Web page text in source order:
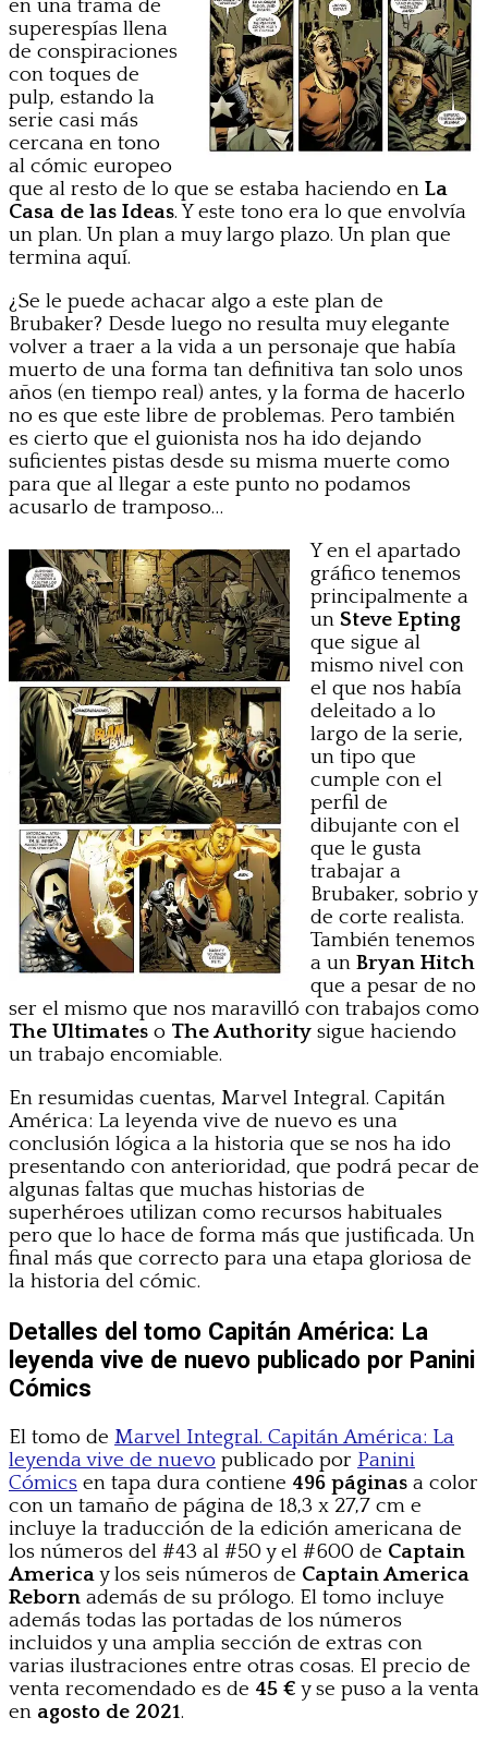
en una trama de
superespías llena
de conspiraciones
con toques de
pulp, estando la
serie casi más
cercana en tono
al cómic europeo
que al resto de lo que se estaba haciendo en La
Casa de las Ideas. Y este tono era lo que envolvía
un plan. Un plan a muy largo plazo. Un plan que
termina aquí.
¿Se le puede achacar algo a este plan de
Brubaker? Desde luego no resulta muy elegante
volver a traer a la vida a un personaje que había
muerto de una forma tan definitiva tan solo unos
años (en tiempo real) antes, y la forma de hacerlo
no es que este libre de problemas. Pero también
es cierto que el guionista nos ha ido dejando
suficientes pistas desde su misma muerte como
para que al llegar a este punto no podamos
acusarlo de tramposo…
Y en el apartado
gráfico tenemos
principalmente a
un Steve Epting
que sigue al
mismo nivel con
el que nos había
deleitado a lo
largo de la serie,
un tipo que
cumple con el
perfil de
dibujante con el
que le gusta
trabajar a
Brubaker, sobrio y
de corte realista.
También tenemos
a un Bryan Hitch
que a pesar de no
ser el mismo que nos maravilló con trabajos como
The Ultimates o The Authority sigue haciendo
un trabajo encomiable.
En resumidas cuentas, Marvel Integral. Capitán
América: La leyenda vive de nuevo es una
conclusión lógica a la historia que se nos ha ido
presentando con anterioridad, que podrá pecar de
algunas faltas que muchas historias de
superhéroes utilizan como recursos habituales
pero que lo hace de forma más que justificada. Un
final más que correcto para una etapa gloriosa de
la historia del cómic.
Detalles del tomo Capitán América: La
leyenda vive de nuevo publicado por Panini
Cómics
El tomo de Marvel Integral. Capitán América: La
leyenda vive de nuevo publicado por Panini
Cómics en tapa dura contiene 496 páginas a color
con un tamaño de página de 18,3 x 27,7 cm e
incluye la traducción de la edición americana de
los números del #43 al #50 y el #600 de Captain
Americay los seis números de Captain America
Reborn además de su prólogo. El tomo incluye
además todas las portadas de los números
incluidos y una amplia sección de extras con
varias ilustraciones entre otras cosas. El precio de
venta recomendado es de 45 € y se puso a la venta
en agosto de 2021.